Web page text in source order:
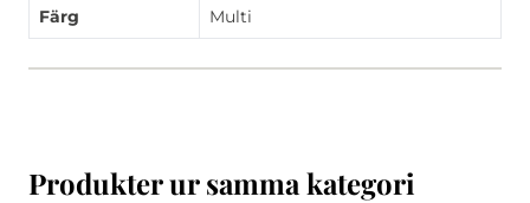
Färg Multi
Produkter ur samma kategori